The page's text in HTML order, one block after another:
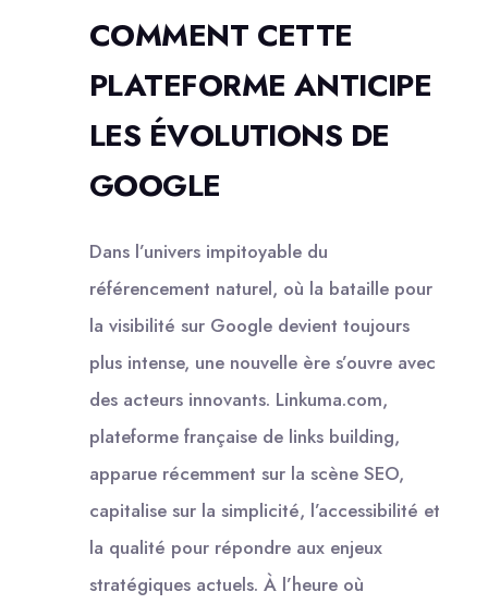
COMMENT CETTE
PLATEFORME ANTICIPE
LES ÉVOLUTIONS DE
GOOGLE
Dans l’univers impitoyable du
référencement naturel, où la bataille pour
la visibilité sur Google devient toujours
plus intense, une nouvelle ère s’ouvre avec
des acteurs innovants. Linkuma.com,
plateforme française de links building,
apparue récemment sur la scène SEO,
capitalise sur la simplicité, l’accessibilité et
la qualité pour répondre aux enjeux
stratégiques actuels. À l’heure où